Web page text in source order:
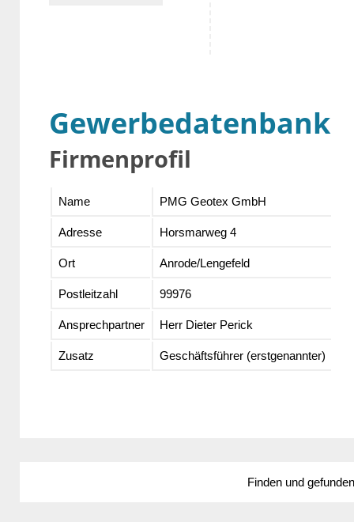
Gewerbedatenbank
Firmenprofil
Name PMG Geotex GmbH
Adresse Horsmarweg 4
Ort Anrode/Lengefeld
Postleitzahl 99976
Ansprechpartner Herr Dieter Perick
Zusatz Geschäftsführer (erstgenannter)
Finden und